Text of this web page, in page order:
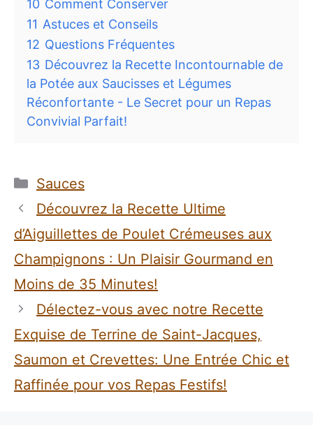
10 Comment Conserver
11 Astuces et Conseils
12 Questions Fréquentes
13 Découvrez la Recette Incontournable de
la Potée aux Saucisses et Légumes
Réconfortante - Le Secret pour un Repas
Convivial Parfait!
Catégories
Sauces
Découvrez la Recette Ultime
d’Aiguillettes de Poulet Crémeuses aux
Champignons : Un Plaisir Gourmand en
Moins de 35 Minutes!
Délectez-vous avec notre Recette
Exquise de Terrine de Saint-Jacques,
Saumon et Crevettes: Une Entrée Chic et
Raffinée pour vos Repas Festifs!